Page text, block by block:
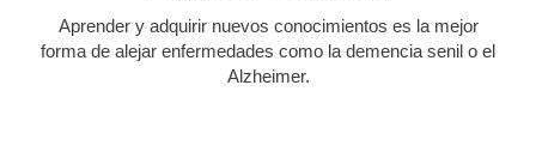
Aprender y adquirir nuevos conocimientos es la mejor
forma de alejar enfermedades como la demencia senil o el
Alzheimer.